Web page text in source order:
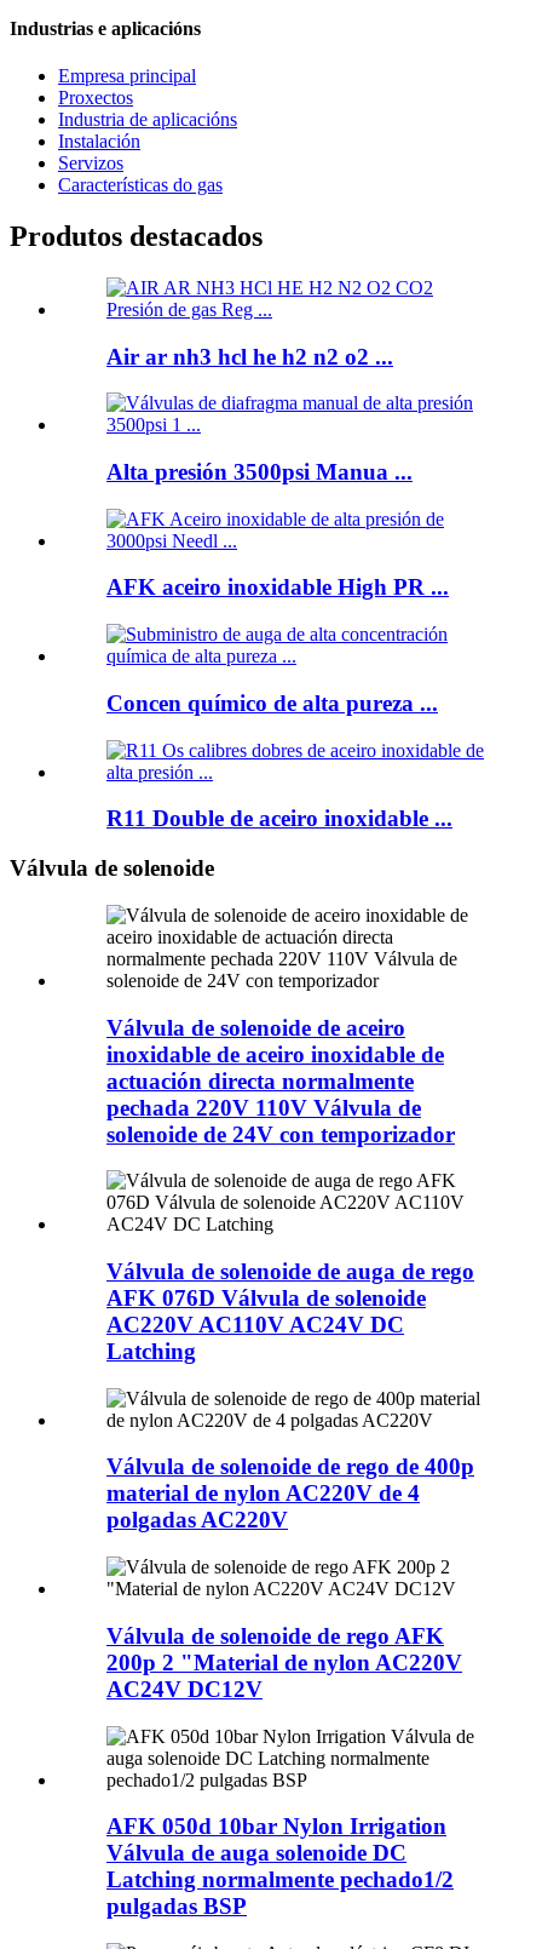
Industrias e aplicacións
Empresa principal
Proxectos
Industria de aplicacións
Instalación
Servizos
Características do gas
Produtos destacados
Air ar nh3 hcl he h2 n2 o2 ...
Alta presión 3500psi Manua ...
AFK aceiro inoxidable High PR ...
Concen químico de alta pureza ...
R11 Double de aceiro inoxidable ...
Válvula de solenoide
Válvula de solenoide de aceiro
inoxidable de aceiro inoxidable de
actuación directa normalmente
pechada 220V 110V Válvula de
solenoide de 24V con temporizador
Válvula de solenoide de auga de rego
AFK 076D Válvula de solenoide
AC220V AC110V AC24V DC
Latching
Válvula de solenoide de rego de 400p
material de nylon AC220V de 4
polgadas AC220V
Válvula de solenoide de rego AFK
200p 2 "Material de nylon AC220V
AC24V DC12V
AFK 050d 10bar Nylon Irrigation
Válvula de auga solenoide DC
Latching normalmente pechado1/2
pulgadas BSP